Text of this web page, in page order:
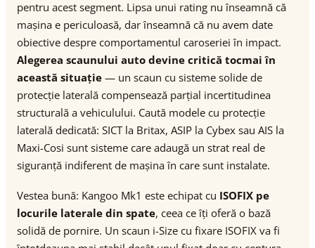
pentru acest segment. Lipsa unui rating nu înseamnă că
mașina e periculoasă, dar înseamnă că nu avem date
obiective despre comportamentul caroseriei în impact.
Alegerea scaunului auto devine critică tocmai în
această situație — un scaun cu sisteme solide de
protecție laterală compensează parțial incertitudinea
structurală a vehiculului. Caută modele cu protecție
laterală dedicată: SICT la Britax, ASIP la Cybex sau AIS la
Maxi-Cosi sunt sisteme care adaugă un strat real de
siguranță indiferent de mașina în care sunt instalate.
Vestea bună: Kangoo Mk1 este echipat cu ISOFIX pe
locurile laterale din spate, ceea ce îți oferă o bază
solidă de pornire. Un scaun i-Size cu fixare ISOFIX va fi